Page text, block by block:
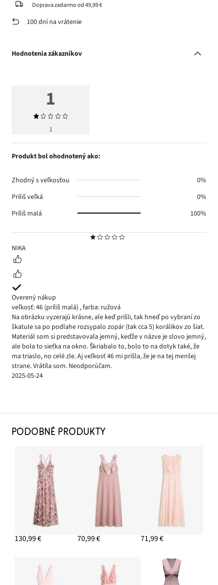
Doprava zadarmo od 49,99 €
100 dní na vrátenie
Hodnotenia zákazníkov
1
NIKA
Overený nákup
veľkosť: 46 (príliš malá) ,farba: ružová
Na obrázku vyzerajú krásne, ale keď prišli, tak hneď po vybraní zo
škatule sa po podlahe rozsypalo zopár (tak cca 5) korálikov zo šiat.
Materiál som si predstavovala jemný, keďže v názve je slovo jemný,
ale bola to sieťka na okno. Škriabalo to, bolo to na dotyk také, že
ma triaslo, no celé zle. Aj veľkosť 46 mi prišla, že je na tej menšej
strane. Vrátila som. Neodporúčam.
2025-05-24
1
Priemerné
hodnotenie
1
Produkt bol ohodnotený ako:
Zhodný s veľkosťou
0%
Príliš veľká
0%
Príliš malá
100%
PODOBNÉ PRODUKTY
130,99 € 70,99 € 71,99 €